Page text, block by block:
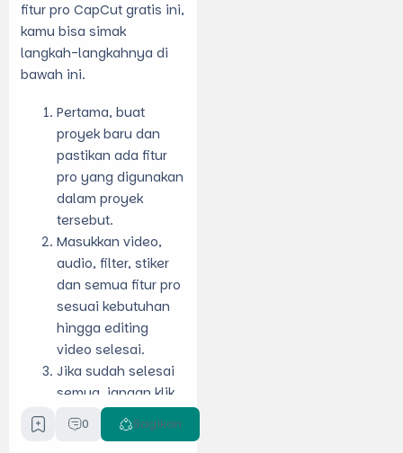
fitur pro CapCut gratis ini,
kamu bisa simak
langkah-langkahnya di
bawah ini.
Pertama, buat
proyek baru dan
pastikan ada fitur
pro yang digunakan
dalam proyek
tersebut.
Masukkan video,
audio, filter, stiker
dan semua fitur pro
sesuai kebutuhan
hingga editing
video selesai.
Jika sudah selesai
semua, jangan klik
tombol Export
karena jika akun
0 Bagikan